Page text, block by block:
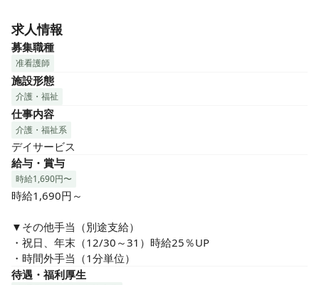
★ご利用者様と深く向き合いたい方
一人ひとりのご利用者様とじっくり関わり、生活全般をサ
ポートする看護にやりがいを感じられます！
★地域医療に貢献したい方
住み慣れた地域で、ご利用者様の「自分らしい暮らし」を
支える看護に魅力を感じる方！
求人情報
募集職種
准看護師
施設形態
介護・福祉
仕事内容
介護・福祉系
デイサービス
給与・賞与
時給1,690円〜
時給1,690円～
▼その他手当（別途支給）
・祝日、年末（12/30～31）時給25％UP
・時間外手当（1分単位）
待遇・福利厚生